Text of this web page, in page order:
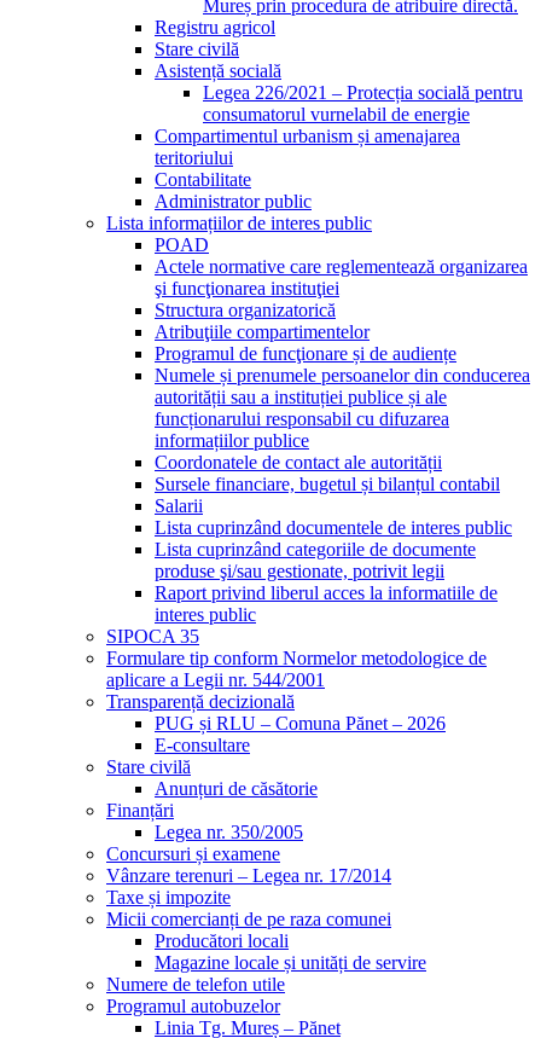
Mureș prin procedura de atribuire directă.
Registru agricol
Stare civilă
Asistență socială
Legea 226/2021 – Protecția socială pentru
consumatorul vurnelabil de energie
Compartimentul urbanism și amenajarea
teritoriului
Contabilitate
Administrator public
Lista informațiilor de interes public
POAD
Actele normative care reglementează organizarea
şi funcţionarea instituţiei
Structura organizatorică
Atribuţiile compartimentelor
Programul de funcţionare și de audiențe
Numele și prenumele persoanelor din conducerea
autorității sau a instituției publice și ale
funcționarului responsabil cu difuzarea
informațiilor publice
Coordonatele de contact ale autorității
Sursele financiare, bugetul și bilanțul contabil
Salarii
Lista cuprinzând documentele de interes public
Lista cuprinzând categoriile de documente
produse şi/sau gestionate, potrivit legii
Raport privind liberul acces la informatiile de
interes public
SIPOCA 35
Formulare tip conform Normelor metodologice de
aplicare a Legii nr. 544/2001
Transparență decizională
PUG și RLU – Comuna Pănet – 2026
E-consultare
Stare civilă
Anunțuri de căsătorie
Finanțări
Legea nr. 350/2005
Concursuri și examene
Vânzare terenuri – Legea nr. 17/2014
Taxe și impozite
Micii comercianți de pe raza comunei
Producători locali
Magazine locale și unități de servire
Numere de telefon utile
Programul autobuzelor
Linia Tg. Mureș – Pănet